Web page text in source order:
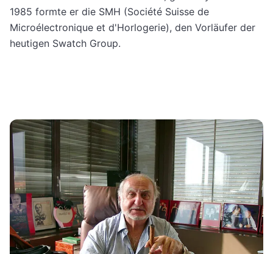
1985 formte er die SMH (Société Suisse de
Microélectronique et d'Horlogerie), den Vorläufer der
heutigen Swatch Group.